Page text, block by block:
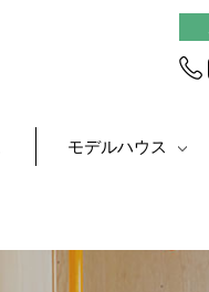
モデルハウス